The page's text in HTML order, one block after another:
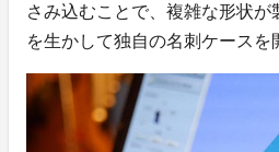
さみ込むことで、複雑な形状
を生かして独自の名刺ケースを